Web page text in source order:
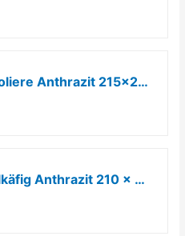
Massbinet Voliere Anthrazit 215x210x247 cm Stahl Vogelfreiheit mit geräumigem Innenraum
vidaXL Vogelkäfig Anthrazit 210 x 304 x 213 cm